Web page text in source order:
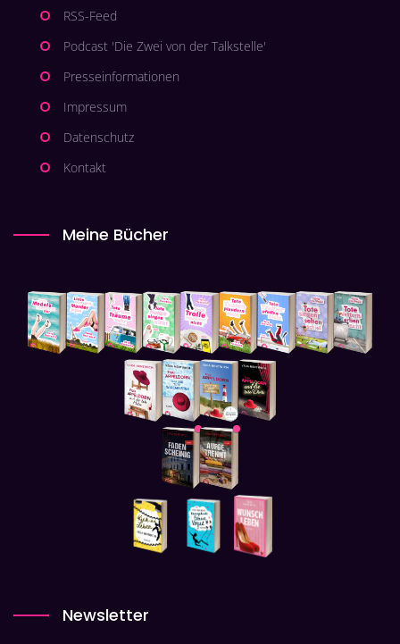
RSS-Feed
Podcast 'Die Zwei von der Talkstelle'
Presseinformationen
Impressum
Datenschutz
Kontakt
Meine Bücher
Newsletter